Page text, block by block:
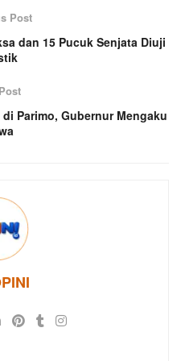
Post
dan 15 Pucuk Senjata Diuji
Parimo, Gubernur Mengaku